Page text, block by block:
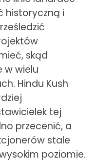
historyczną i
skąd
w wielu
Hindu Kush
tej
przecenić, a
stale
poziomie.